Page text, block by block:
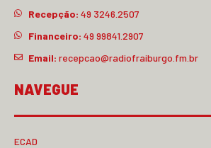
Recepção: 49 3246.2507
Financeiro: 49 99841.2907
Email: recepcao@radiofraiburgo.fm.br
NAVEGUE
ECAD